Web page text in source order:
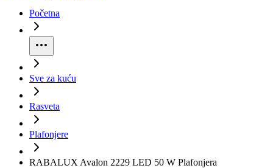
Početna
Sve za kuću
Rasveta
Plafonjere
RABALUX Avalon 2229 LED 50 W Plafonjera